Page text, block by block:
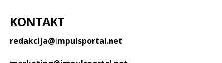
KONTAKT
redakcija@impulsportal.net